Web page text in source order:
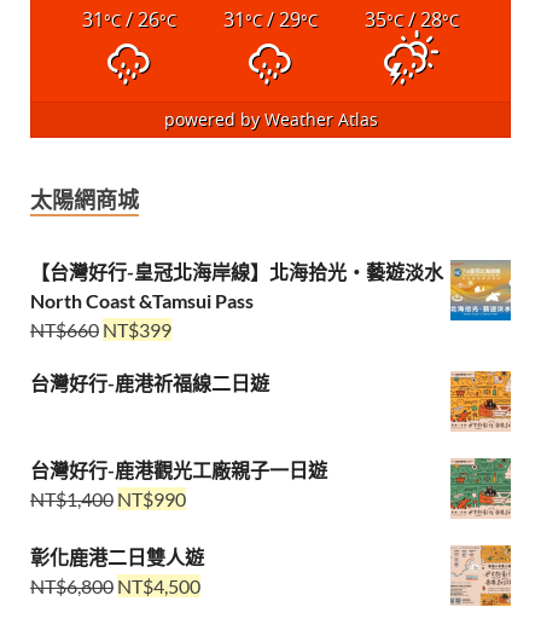
31°C/ 26°C 31°C/ 29°C 35°C/ 28°C
powered byWeather Atlas
太陽網商城
【台灣好行-皇冠北海岸線】北海拾光・藝遊淡水
North Coast &Tamsui Pass
NT$660 NT$399
台灣好行-鹿港祈福線二日遊
台灣好行-鹿港觀光工廠親子一日遊
NT$1,400 NT$990
彰化鹿港二日雙人遊
NT$6,800 NT$4,500